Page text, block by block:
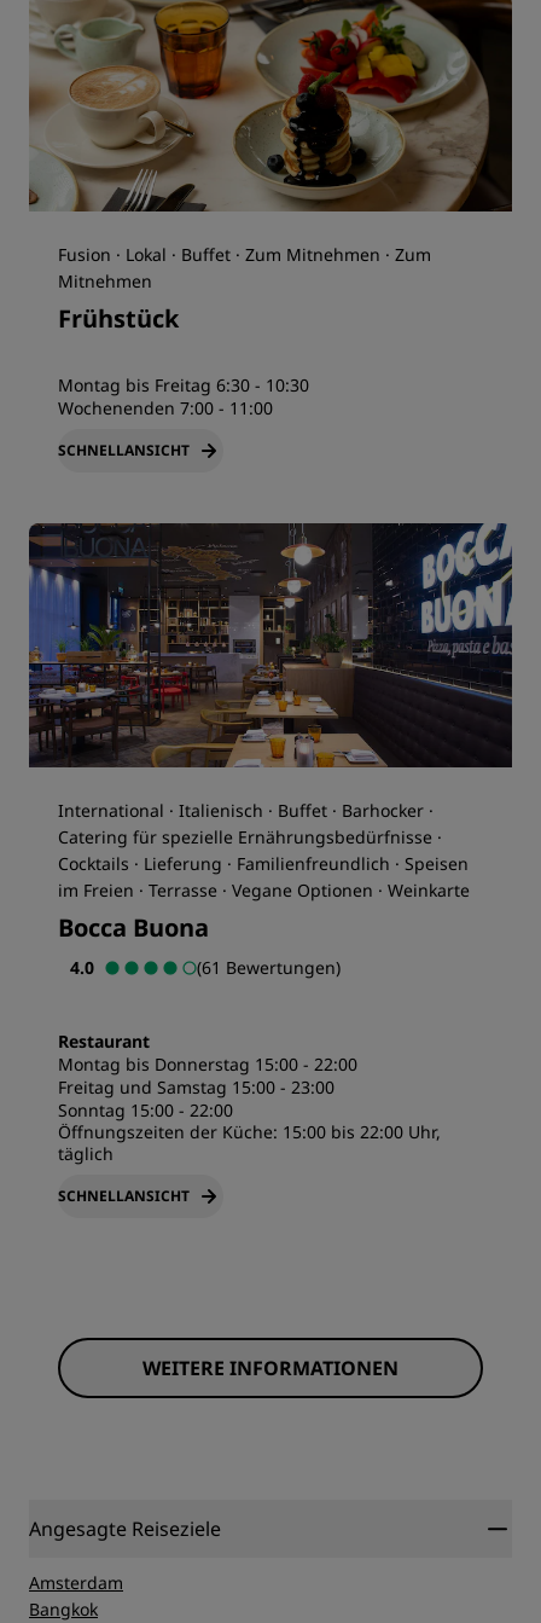
Fusion · Lokal · Buffet · Zum Mitnehmen · Zum
Mitnehmen
Frühstück
Montag bis Freitag 6:30 - 10:30
Wochenenden 7:00 - 11:00
SCHNELLANSICHT
International · Italienisch · Buffet · Barhocker ·
Catering für spezielle Ernährungsbedürfnisse ·
Cocktails · Lieferung · Familienfreundlich · Speisen
im Freien · Terrasse · Vegane Optionen · Weinkarte
Bocca Buona
4.0 (61 Bewertungen)
Restaurant
Montag bis Donnerstag 15:00 - 22:00
Freitag und Samstag 15:00 - 23:00
Sonntag 15:00 - 22:00
Öffnungszeiten der Küche: 15:00 bis 22:00 Uhr,
täglich
SCHNELLANSICHT
WEITERE INFORMATIONEN
Angesagte Reiseziele
Amsterdam
Bangkok